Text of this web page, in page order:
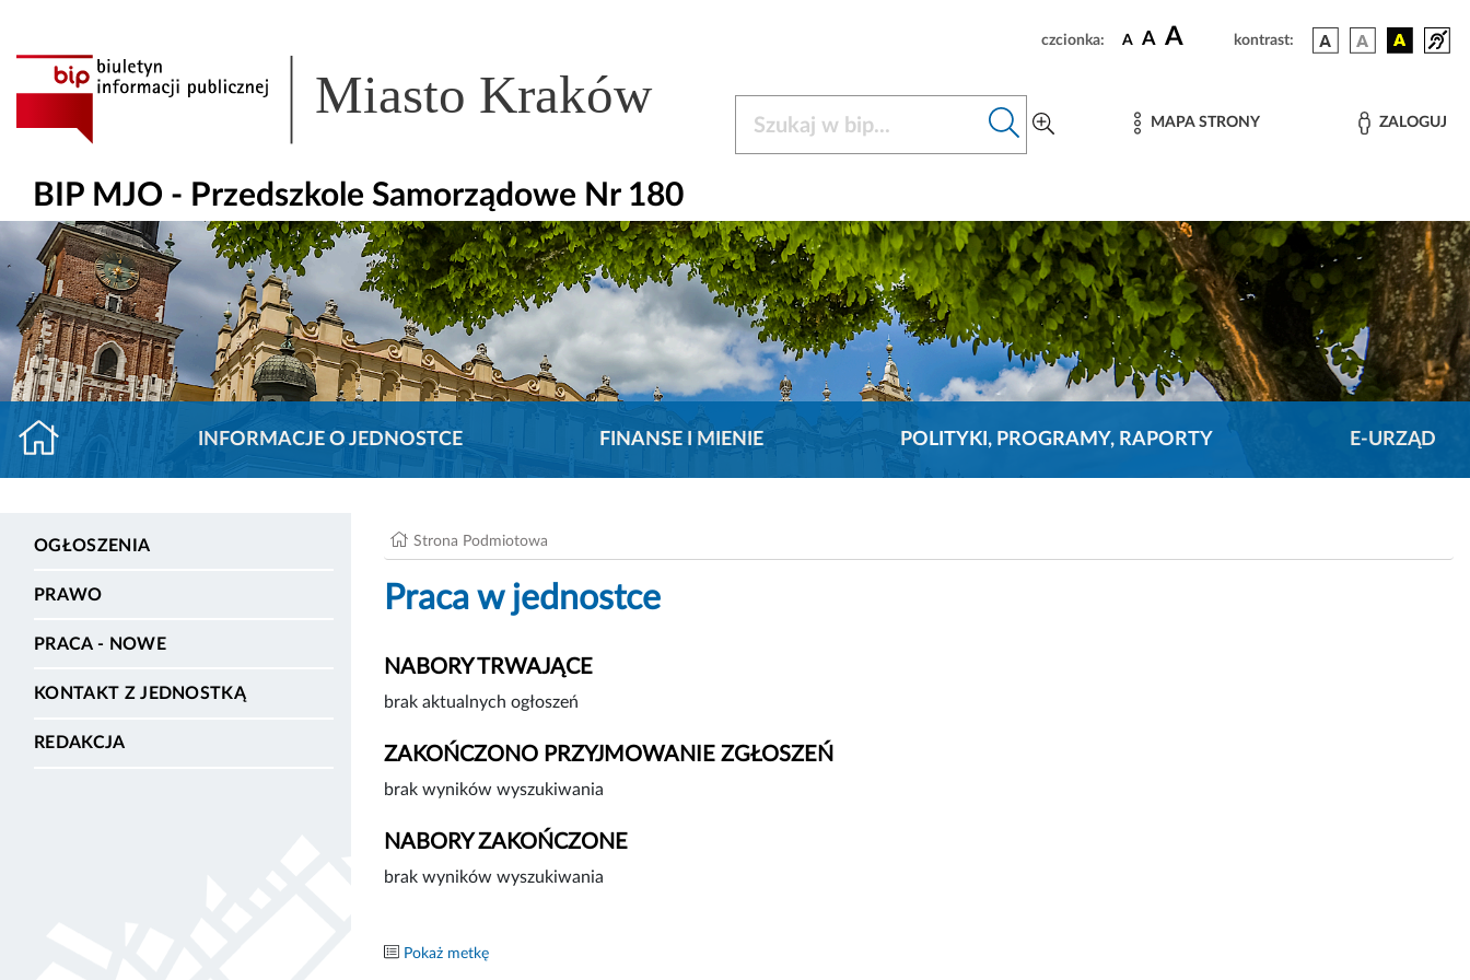
czcionka: A A A kontrast:
Miasto Kraków MAPA STRONY ZALOGUJ
BIP MJO - Przedszkole Samorządowe Nr 180
INFORMACJE O JEDNOSTCE FINANSE I MIENIE POLITYKI, PROGRAMY, RAPORTY E-URZĄD
OGŁOSZENIA
PRAWO
PRACA - NOWE
KONTAKT Z JEDNOSTKĄ
REDAKCJA
Strona Podmiotowa
Praca w jednostce
NABORY TRWAJĄCE
brak aktualnych ogłoszeń
ZAKOŃCZONO PRZYJMOWANIE ZGŁOSZEŃ
brak wyników wyszukiwania
NABORY ZAKOŃCZONE
brak wyników wyszukiwania
Pokaż metkę